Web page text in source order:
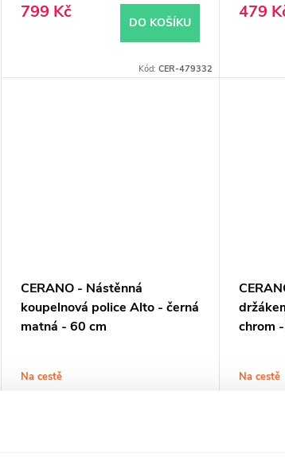
ů
799 Kč
DO KOŠÍKU
Kód:CER-479332
479
CERANO - Nástěnná
koupelnová police Alto - černá
matná - 60 cm
Na cestě
chrom
Na cestě